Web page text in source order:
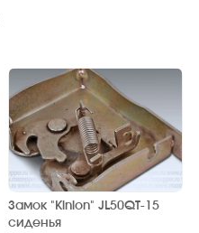
Замок "Kinlon" JL50QT-15
сиденья